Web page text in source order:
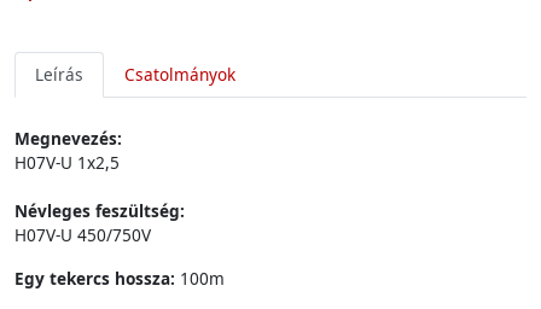
Leírás Csatolmányok
Megnevezés:
H07V-U 1x2,5
Névleges feszültség:
H07V-U 450/750V
Egy tekercs hossza: 100m